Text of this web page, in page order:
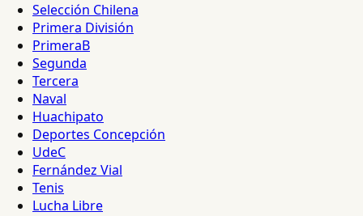
Selección Chilena
Primera División
PrimeraB
Segunda
Tercera
Naval
Huachipato
Deportes Concepción
UdeC
Fernández Vial
Tenis
Lucha Libre